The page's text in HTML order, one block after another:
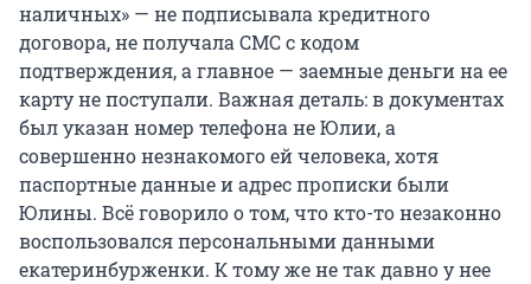
наличных» — не подписывала кредитного
договора, не получала СМС с кодом
подтверждения, а главное — заемные деньги на ее
карту не поступали. Важная деталь: в документах
был указан номер телефона не Юлии, а
совершенно незнакомого ей человека, хотя
паспортные данные и адрес прописки были
Юлины. Всё говорило о том, что кто-то незаконно
воспользовался персональными данными
екатеринбурженки. К тому же не так давно у нее